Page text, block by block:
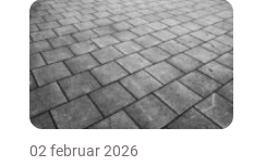
02 februar 2026